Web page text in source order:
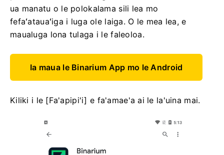
ua manatu o le polokalama sili lea mo
fefaʻatauaʻiga i luga ole laiga. O le mea lea, e
maualuga lona tulaga i le faleoloa.
Ia maua le Binarium App mo le Android
Kiliki i le [Fa'apipi'i] e fa'amae'a ai le la'uina mai.